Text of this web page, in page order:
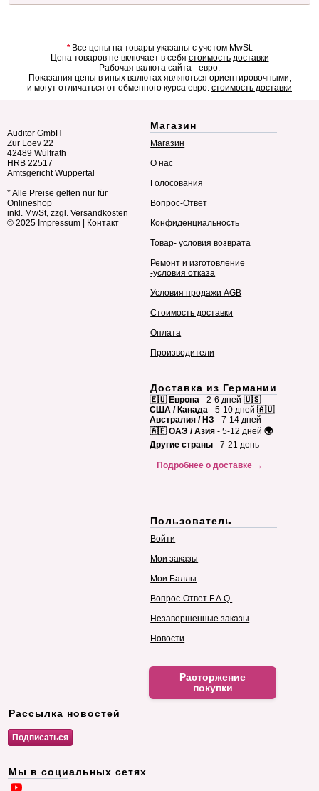
*Все цены на товары указаны с учетом MwSt.
Цена товаров не включает в себя стоимость доставки
Рабочая валюта сайта - евро.
Показания цены в иных валютах являються ориентировочными,
и могут отличаться от обменного курса евро. стоимость доставки
Auditor GmbH
Zur Loev 22
42489 Wülfrath
HRB 22517
Amtsgericht Wuppertal
* Alle Preise gelten nur für
Onlineshop
inkl. MwSt, zzgl. Versandkosten
© 2025 Impressum Контакт
Магазин
Магазин
О нас
Голосования
Вопрос-Ответ
Конфиденциальность
Товар- условия возврата
Ремонт и изготовление
-условия отказа
Условия продажи AGB
Стоимость доставки
Оплата
Производители
Доставка из Германии
🇪🇺 Европа - 2-6 дней 🇺🇸
США / Канада - 5-10 дней 🇦🇺
Австралия / НЗ - 7-14 дней
🇦🇪 ОАЭ / Азия - 5-12 дней 🌍
Другие страны - 7-21 день
Подробнее о доставке →
Пользователь
Войти
Мои заказы
Мои Баллы
Вопрос-Ответ F.A.Q.
Незавершенные заказы
Новости
Расторжение
покупки
Рассылка новостей
Мы в социальных сетях